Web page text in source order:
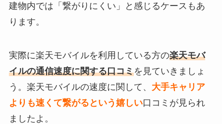
建物内では「繋がりにくい」と感じるケースもあ
ります。
実際に楽天モバイルを利用している方の楽天モバ
イルの通信速度に関する口コミを見ていきましょ
う。楽天モバイルの速度に関して、 大手キャリア
よりも速くて繋がるという嬉しい口コミが見られ
ましたよ。